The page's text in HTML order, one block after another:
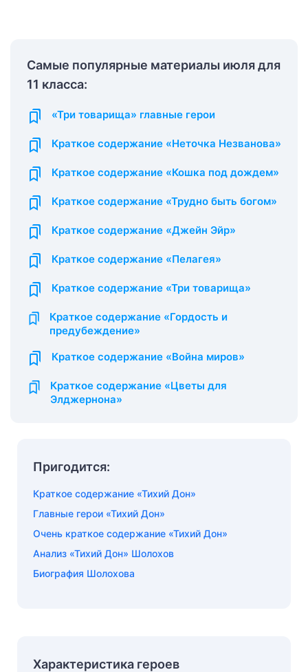
Самые популярные материалы июля для
11 класса:
«Три товарища» главные герои
Краткое содержание «Неточка Незванова»
Краткое содержание «Кошка под дождем»
Краткое содержание «Трудно быть богом»
Краткое содержание «Джейн Эйр»
Краткое содержание «Пелагея»
Краткое содержание «Три товарища»
Краткое содержание «Гордость и
предубеждение»
Краткое содержание «Война миров»
Краткое содержание «Цветы для
Элджернона»
Пригодится:
Краткое содержание «Тихий Дон»
Главные герои «Тихий Дон»
Очень краткое содержание «Тихий Дон»
Анализ «Тихий Дон» Шолохов
Биография Шолохова
Характеристика героев